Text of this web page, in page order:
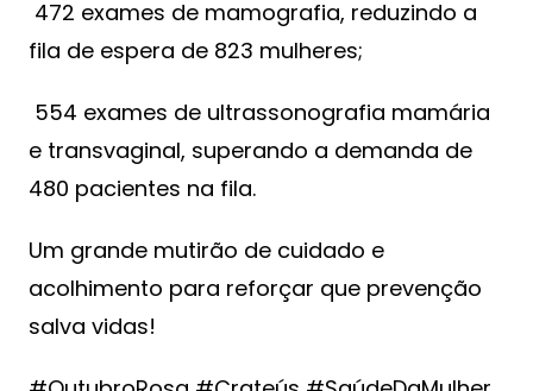
 472 exames de mamografia, reduzindo a
fila de espera de 823 mulheres;
 554 exames de ultrassonografia mamária
e transvaginal, superando a demanda de
480 pacientes na fila.
Um grande mutirão de cuidado e
acolhimento para reforçar que prevenção
salva vidas!